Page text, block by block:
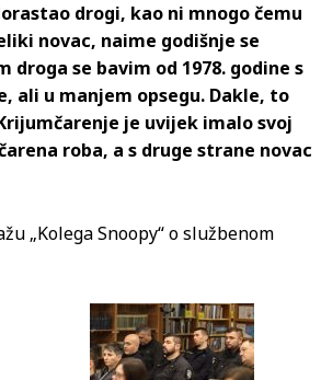
drogi, kao ni mnogo čemu
novac, naime godišnje se
se bavim od 1978. godine s
ali u manjem opsegu. Dakle, to
je uvijek imalo svoj
roba, a s druge strane novac
„Kolega Snoopy“ o službenom